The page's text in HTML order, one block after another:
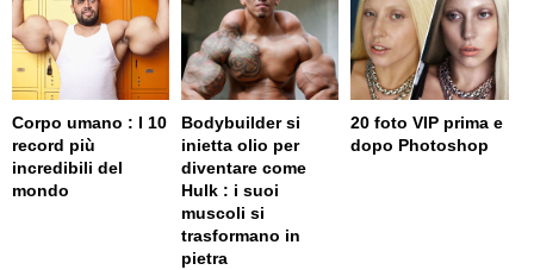
Corpo umano : I 10
record più
incredibili del
mondo
Bodybuilder si
inietta olio per
diventare come
Hulk : i suoi
muscoli si
trasformano in
pietra
20 foto VIP prima e
dopo Photoshop